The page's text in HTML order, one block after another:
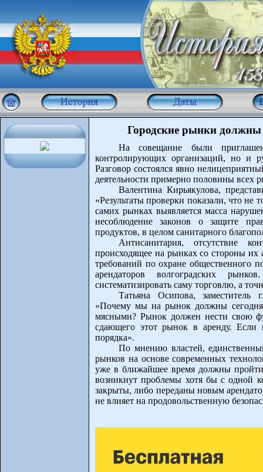
Городские рынки должны
На совещание были
контролирующих организаций, но и
Разговор состоялся явно
деятельности примерно половины всех
Валентина Кирьякулова,
«Результаты проверки показали, что
самих рынках выявляется масса
несоблюдение законов о защите
продуктов, в целом санитарного
Антисанитария, отсутствие
происходящее на рынках со стороны
требований по охране общественного
арендаторов волгоградских
систематизировать саму торговлю, а
Татьяна Осипова, заместитель
«Почему мы на рынок должны сегодня
мясными? Рынок должен нести свою
сдающего этот рынок в аренду.
порядка».
По мнению властей,
рынков на основе современных
уже в ближайшее время должны
возникнут проблемы хотя бы с одной
закрыты, либо переданы новым
не влияет на продовольственную